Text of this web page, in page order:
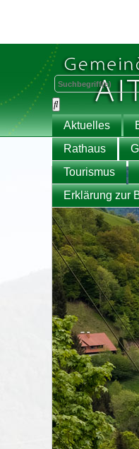
Aktuelles
Rathaus
Tourismus
Erklärung zur